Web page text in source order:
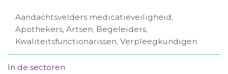
Inloggen
Toegang leeromgeving
Aandachtsvelders medicatieveiligheid,
Apothekers, Artsen, Begeleiders,
Kwaliteitsfunctionarissen, Verpleegkundigen
In de sectoren